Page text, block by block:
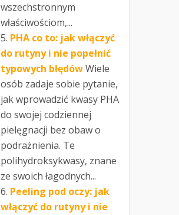
wszechstronnym
właściwościom,...
PHA co to: jak włączyć
do rutyny i nie popełnić
typowych błędówWiele
osób zadaje sobie pytanie,
jak wprowadzić kwasy PHA
do swojej codziennej
pielęgnacji bez obaw o
podrażnienia. Te
polihydroksykwasy, znane
ze swoich łagodnych...
Peeling pod oczy: jak
włączyć do rutyny i nie